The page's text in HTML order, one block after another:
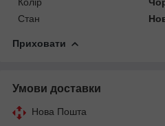
Стан
Приховати
Умови доставки
Нова Пошта